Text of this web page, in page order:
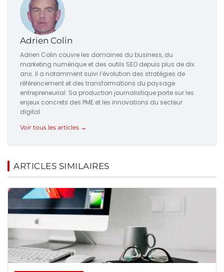
Adrien Colin
Adrien Colin couvre les domaines du business, du
marketing numérique et des outils SEO depuis plus de dix
ans. Il a notamment suivi l’évolution des stratégies de
référencement et des transformations du paysage
entrepreneurial. Sa production journalistique porte sur les
enjeux concrets des PME et les innovations du secteur
digital.
Voir tous les articles →
ARTICLES SIMILAIRES